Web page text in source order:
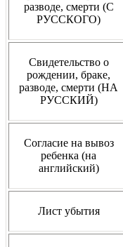
разводе, смерти (С
РУССКОГО)
Свидетельство о
рождении, браке,
разводе, смерти (НА
РУССКИЙ)
Согласие на вывоз
ребенка (на
английский)
Лист убытия